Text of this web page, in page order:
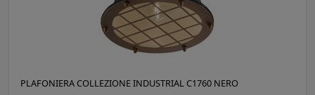
PLAFONIERA COLLEZIONE INDUSTRIAL C1760 NERO